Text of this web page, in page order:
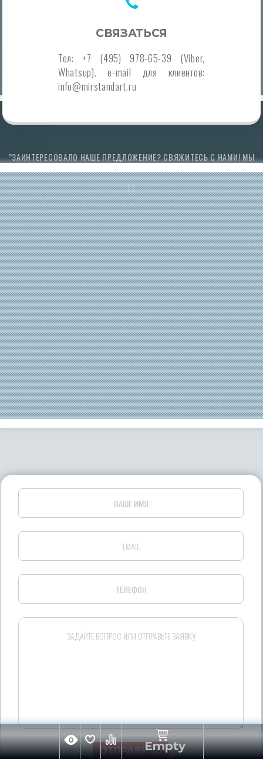
Empty
СВЯЗАТЬСЯ
Тел: +7 (495) 978-65-39 (Viber,
Whatsup). e-mail для клиентов:
info@mirstandart.ru
”ЗАИНТЕРЕСОВАЛО НАШЕ ПРЕДЛОЖЕНИЕ? СВЯЖИТЕСЬ С НАМИ! МЫ
”
ОТПРАВИТЬ